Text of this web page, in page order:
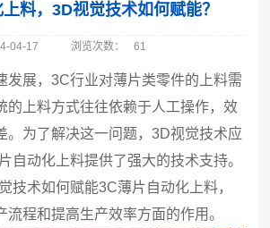
料，3D视觉技术如何赋能？
04-17 浏览次数： 61
发展，3C行业对薄片类零件的上料需
的上料方式往往依赖于人工操作，效
。为了解决这一问题，3D视觉技术应
自动化上料提供了强大的技术支持。
技术如何赋能3C薄片自动化上料，
流程和提高生产效率方面的作用。